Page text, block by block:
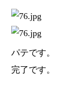
パテです。
完了です。